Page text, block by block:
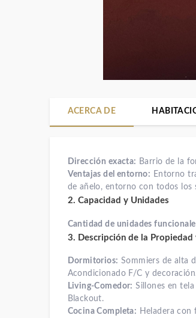
ACERCA DE
Dirección exacta: Barrio de la
Ventajas del entorno: Entorno
de añelo, entorno con todos los
2. Capacidad y Unidades
Cantidad de unidades
3. Descripción de la Propiedad
Dormitorios: Sommiers de alta
Acondicionado F/C y
Living-Comedor: Sillones en
Blackout.
Cocina Completa: Heladera con